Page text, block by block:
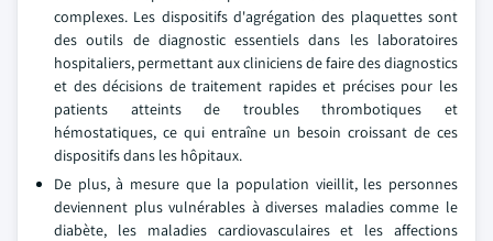
complexes. Les dispositifs d'agrégation des plaquettes sont
des outils de diagnostic essentiels dans les laboratoires
hospitaliers, permettant aux cliniciens de faire des diagnostics
et des décisions de traitement rapides et précises pour les
patients atteints de troubles thrombotiques et
hémostatiques, ce qui entraîne un besoin croissant de ces
dispositifs dans les hôpitaux.
De plus, à mesure que la population vieillit, les personnes
deviennent plus vulnérables à diverses maladies comme le
diabète, les maladies cardiovasculaires et les affections